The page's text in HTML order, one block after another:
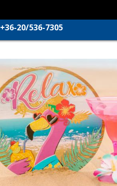
+36-20/536-7305